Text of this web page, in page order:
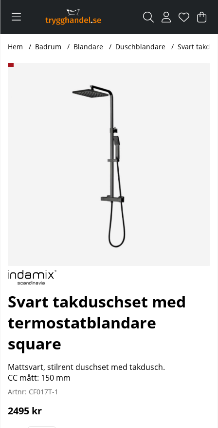
.
Hem Badrum Blandare Duschblandare Svart
Produktbilder Svart takduschset med termostatblandare
Svart takduschset med
termostatblandare
square
Mattsvart, stilrent duschset med takdusch.
CC mått: 150 mm
Artnr: CF017T-1
2495 kr